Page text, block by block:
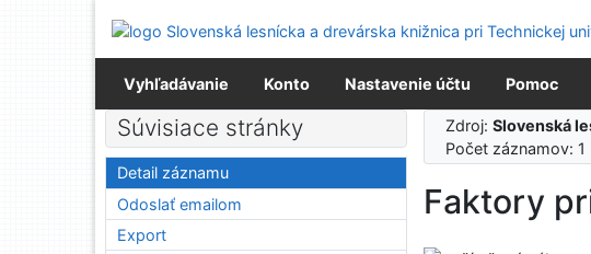
Prejsť na menu
Prehlásenie o webovej prístupnosti
Vyhľadávanie Konto Nastavenie účtu Pomoc
Zdroj:Slovenská
Počet záznamov: 1
Faktory
Súvisiace stránky
Detail záznamu
Odoslať emailom
Export